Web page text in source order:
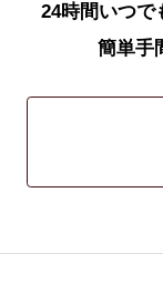
24時間いつで
簡単手